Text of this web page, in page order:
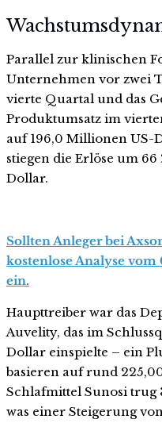
Parallel zur klinischen
Unternehmen vor zwei
vierte Quartal und das
Produktumsatz im
auf 196,0 Millionen US-
stiegen die Erlöse um
Dollar.
Sollten Anleger bei
kostenlose Analyse vom
ein.
Haupttreiber war das
Auvelity, das im
Dollar einspielte – ein
basieren auf rund
Schlafmittel Sunosi trug
was einer Steigerung